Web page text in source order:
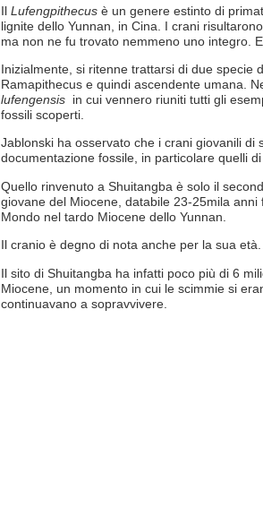
Il Lufengpithecus è un genere estinto di
lignite dello Yunnan, in Cina. I crani
ma non ne fu trovato nemmeno uno integro.
Inizialmente, si ritenne trattarsi di due specie
Ramapithecus e quindi ascendente umana.
lufengensis in cui vennero riuniti tutti gli
fossili scoperti.
Jablonski ha osservato che i crani giovanili
documentazione fossile, in particolare quelli
Quello rinvenuto a Shuitangba è solo il
giovane del Miocene, databile 23-25mila
Mondo nel tardo Miocene dello Yunnan.
Il cranio è degno di nota anche per la sua
Il sito di Shuitangba ha infatti poco più di 6
Miocene, un momento in cui le scimmie si
continuavano a sopravvivere.